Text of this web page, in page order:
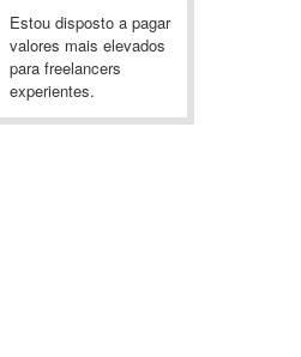
Estou disposto a pagar
valores mais elevados
para freelancers
experientes.